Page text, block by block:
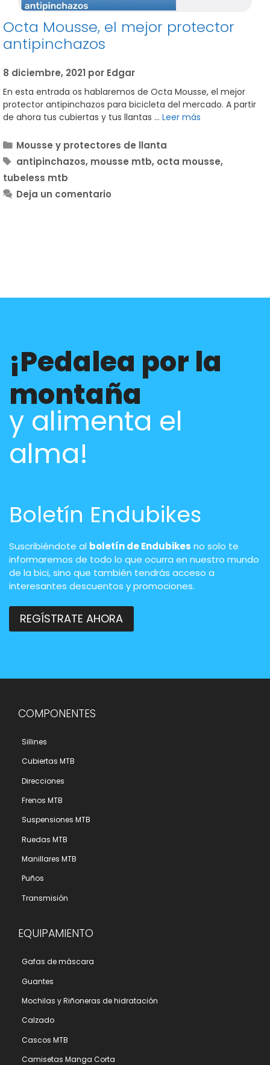
Octa Mousse, el mejor protector
antipinchazos
8 diciembre, 2021 por Edgar
En esta entrada os hablaremos de Octa Mousse, el mejor
protector antipinchazos para bicicleta del mercado. A partir
de ahora tus cubiertas y tus llantas … Leer más
Categorías
Mousse y protectores de llanta
Etiquetas
antipinchazos, mousse mtb, octa mousse,
tubeless mtb
Deja un comentario
¡Pedalea por la
montaña
y alimenta el
alma!
Boletín Endubikes
Suscribiéndote al boletín de Endubikes no solo te
informaremos de todo lo que ocurra en nuestro mundo
de la bici, sino que también tendrás acceso a
interesantes descuentos y promociones.
REGÍSTRATE AHORA
COMPONENTES
Sillines
Cubiertas MTB
Direcciones
Frenos MTB
Suspensiones MTB
Ruedas MTB
Manillares MTB
Puños
Transmisión
EQUIPAMIENTO
Gafas de máscara
Guantes
Mochilas y Riñoneras de hidratación
Calzado
Cascos MTB
Camisetas Manga Corta